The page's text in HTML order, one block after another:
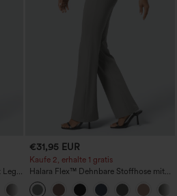
Leg
+23
€31,95 EUR
Kaufe 2, erhalte 1 gratis
Halara Flex™ Dehnbare Stoffhose mit
hohem Bund und Seitentasche hinten